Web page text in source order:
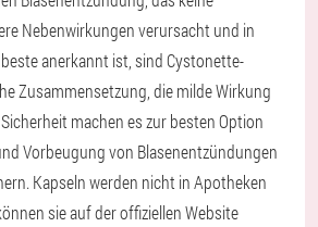
Nebenwirkungen verursacht und in
anerkannt ist, sind Cystonette-
Zusammensetzung, die milde Wirkung
machen es zur besten Option
Vorbeugung von Blasenentzündungen
Kapseln werden nicht in Apotheken
sie auf der offiziellen Website